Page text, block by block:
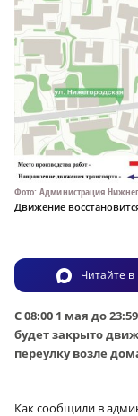
Фото: Администрация
Движение
Читайте в
С 08:00 1 мая до
будет закрыто
переулку возле
Как сообщили в